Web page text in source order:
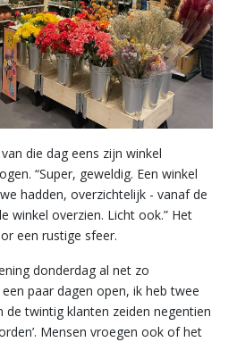
die dag eens zijn winkel
“Super, geweldig. Een winkel
hadden, overzichtelijk - vanaf de
winkel overzien. Licht ook.” Het
een rustige sfeer.
donderdag al net zo
paar dagen open, ik heb twee
de twintig klanten zeiden negentien
Mensen vroegen ook of het